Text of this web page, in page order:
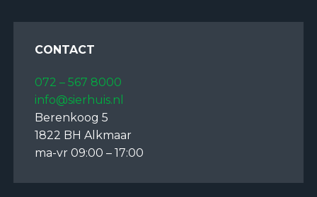
CONTACT
072 – 567 8000
info@sierhuis.nl
Berenkoog 5
1822 BH Alkmaar
ma-vr 09:00 – 17:00